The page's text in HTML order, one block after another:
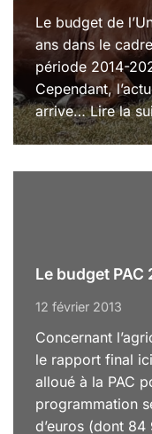
Le budget de
ans dans le
période 2014-
Cependant,
arrive…Lire la
Le budget
12 février 2013
Concernant
le rapport final
alloué à la PAC
programmation
d’euros (dont